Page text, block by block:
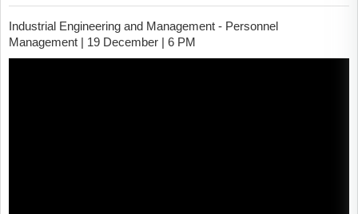
Industrial Engineering and Management - Personnel
Management | 19 December | 6 PM